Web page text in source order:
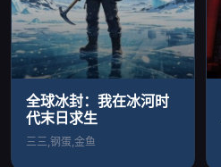
全球冰封：我在冰河时
代末日求生
三三,钢蛋,金鱼